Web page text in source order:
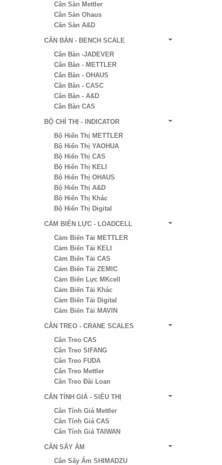
Cân Sàn Mettler
Cân Sàn Ohaus
Cân Sàn A&D
CÂN BÀN - BENCH SCALE
Cân Bàn -JADEVER
Cân Bàn - METTLER
Cân Bàn - OHAUS
Cân Bàn - CASC
Cân Bàn - A&D
Cân Bàn CAS
BỘ CHỈ THỊ - INDICATOR
Bộ Hiển Thị METTLER
Bộ Hiển Thị YAOHUA
Bộ Hiển Thị CAS
Bộ Hiển Thị KELI
Bộ Hiển Thị OHAUS
Bộ Hiển Thị A&D
Bộ Hiển Thị Khác
Bộ Hiển Thị Digital
CẢM BIẾN LỰC - LOADCELL
Cảm Biến Tải METTLER
Cảm Biến Tải KELI
Cảm Biến Tải CAS
Cảm Biến Tải ZEMIC
Cảm Biến Lực MKcell
Cảm Biến Tải Khác
Cảm Biến Tải Digital
Cảm Biến Tải MAVIN
CÂN TREO - CRANE SCALES
Cân Treo CAS
Cân Treo SIFANG
Cân Treo FUDA
Cân Treo Mettler
Cân Treo Đài Loan
CÂN TÍNH GIÁ - SIÊU THỊ
Cân Tính Giá Mettler
Cân Tính Giá CAS
Cân Tính Giá TAIWAN
CÂN SẤY ẨM
Cân Sấy Ẩm SHIMADZU